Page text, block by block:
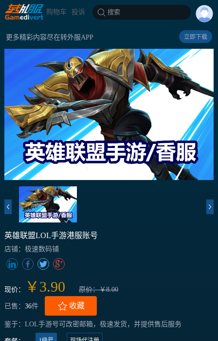
购物车 投诉 搜索
更多精彩内容尽在转外服APP 立即下载
英雄联盟LOL手游港服账号
店铺：极速数码铺
现价： ￥3.90 原价：￥8.00
已售： 36件 收藏
鉴于：LOL手游号可改密邮箱，极速发货，并提供售后服务